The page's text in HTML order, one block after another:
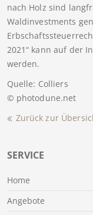
SERVICE
Home
Angebote
nach Holz sind
Waldinvestments
2021“ kann auf der
werden.
Quelle: Colliers
© photodune.net
Zurück zur